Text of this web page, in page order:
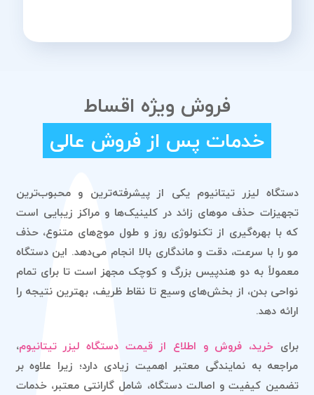
فروش ویژه اقساط
خدمات پس از فروش عالی
سرعت شات بالا
دستگاه لیزر تیتانیوم یکی از پیشرفته‌ترین و محبوب‌ترین
تجهیزات حذف موهای زائد در کلینیک‌ها و مراکز زیبایی است
که با بهره‌گیری از تکنولوژی روز و طول موج‌های متنوع، حذف
مو را با سرعت، دقت و ماندگاری بالا انجام می‌دهد. این دستگاه
معمولاً به دو هندپیس بزرگ و کوچک مجهز است تا برای تمام
نواحی بدن، از بخش‌های وسیع تا نقاط ظریف، بهترین نتیجه را
ارائه دهد.
برایخرید، فروش و اطلاع از قیمت دستگاه لیزر تیتانیوم،
مراجعه به نمایندگی معتبر اهمیت زیادی دارد؛ زیرا علاوه بر
تضمین کیفیت و اصالت دستگاه، شامل گارانتی معتبر، خدمات